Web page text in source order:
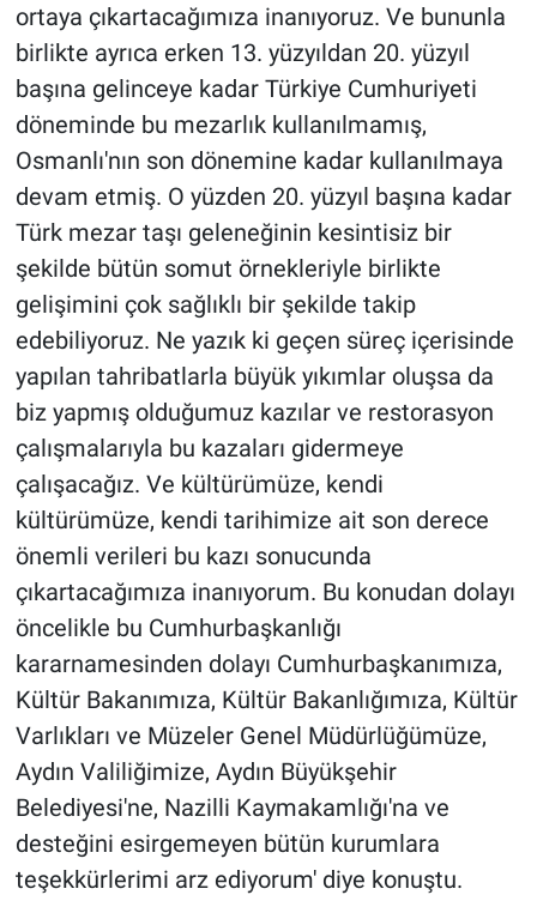
ortaya çıkartacağımıza inanıyoruz. Ve bununla
birlikte ayrıca erken 13. yüzyıldan 20. yüzyıl
başına gelinceye kadar Türkiye Cumhuriyeti
döneminde bu mezarlık kullanılmamış,
Osmanlı'nın son dönemine kadar kullanılmaya
devam etmiş. O yüzden 20. yüzyıl başına kadar
Türk mezar taşı geleneğinin kesintisiz bir
şekilde bütün somut örnekleriyle birlikte
gelişimini çok sağlıklı bir şekilde takip
edebiliyoruz. Ne yazık ki geçen süreç içerisinde
yapılan tahribatlarla büyük yıkımlar oluşsa da
biz yapmış olduğumuz kazılar ve restorasyon
çalışmalarıyla bu kazaları gidermeye
çalışacağız. Ve kültürümüze, kendi
kültürümüze, kendi tarihimize ait son derece
önemli verileri bu kazı sonucunda
çıkartacağımıza inanıyorum. Bu konudan dolayı
öncelikle bu Cumhurbaşkanlığı
kararnamesinden dolayı Cumhurbaşkanımıza,
Kültür Bakanımıza, Kültür Bakanlığımıza, Kültür
Varlıkları ve Müzeler Genel Müdürlüğümüze,
Aydın Valiliğimize, Aydın Büyükşehir
Belediyesi'ne, Nazilli Kaymakamlığı'na ve
desteğini esirgemeyen bütün kurumlara
teşekkürlerimi arz ediyorum' diye konuştu.